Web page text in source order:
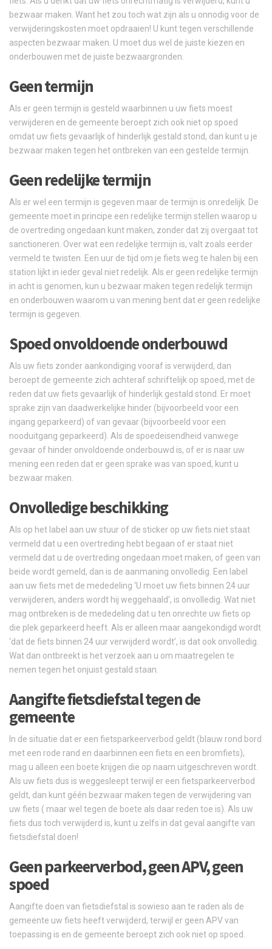
bezwaar maken. Want het zou toch wat zijn als u onnodig voor de
verwijderingskosten moet opdraaien! U kunt tegen verschillende
aspecten bezwaar maken. U moet dus wel de juiste kiezen en
onderbouwen met de juiste bezwaargronden.
Geen termijn
Als er geen termijn is gesteld waarbinnen u uw fiets moest
verwijderen en de gemeente beroept zich ook niet op spoed
omdat uw fiets gevaarlijk of hinderlijk gestald stond, dan kunt u je
bezwaar maken tegen het ontbreken van een gestelde termijn.
Geen redelijke termijn
Als er wel een termijn is gegeven maar de termijn is onredelijk. De
gemeente moet in principe een redelijke termijn stellen waarop u
de overtreding ongedaan kunt maken, zonder dat zij overgaat tot
sanctioneren. Over wat een redelijke termijn is, valt zoals eerder
vermeld te twisten. Een uur de tijd om je fiets weg te halen bij een
station lijkt in ieder geval niet redelijk. Als er geen redelijke termijn
in acht is genomen, kun u bezwaar maken tegen redelijk termijn
en onderbouwen waarom u van mening bent dat er geen redelijke
termijn is gegeven.
Spoed onvoldoende onderbouwd
Als uw fiets zonder aankondiging vooraf is verwijderd, dan
beroept de gemeente zich achteraf schriftelijk op spoed, met de
reden dat uw fiets gevaarlijk of hinderlijk gestald stond. Er moet
sprake zijn van daadwerkelijke hinder (bijvoorbeeld voor een
ingang geparkeerd) of van gevaar (bijvoorbeeld voor een
nooduitgang geparkeerd). Als de spoedeisendheid vanwege
gevaar of hinder onvoldoende onderbouwd is, of er is naar uw
mening een reden dat er geen sprake was van spoed, kunt u
bezwaar maken.
Onvolledige beschikking
Als op het label aan uw stuur of de sticker op uw fiets niet staat
vermeld dat u een overtreding hebt begaan of er staat niet
vermeld dat u de overtreding ongedaan moet maken, of geen van
beide wordt gemeld, dan is de aanmaning onvolledig. Een label
aan uw fiets met de mededeling ‘U moet uw fiets binnen 24 uur
verwijderen, anders wordt hij weggehaald’, is onvolledig. Wat niet
mag ontbreken is de mededeling dat u ten onrechte uw fiets op
die plek geparkeerd heeft. Als er alleen maar aangekondigd wordt
‘dat de fiets binnen 24 uur verwijderd wordt’, is dat ook onvolledig.
Wat dan ontbreekt is het verzoek aan u om maatregelen te
nemen tegen het onjuist gestald staan.
Aangifte fietsdiefstal tegen de
gemeente
In de situatie dat er een fietsparkeerverbod geldt (blauw rond bord
met een rode rand en daarbinnen een fiets en een bromfiets),
mag u alleen een boete krijgen die op naam uitgeschreven wordt.
AIs uw fiets dus is weggesleept terwijl er een fietsparkeerverbod
geldt, dan kunt géén bezwaar maken tegen de verwijdering van
uw fiets ( maar wel tegen de boete als daar reden toe is). Als uw
fiets dus toch verwijderd is, kunt u zelfs in dat geval aangifte van
fietsdiefstal doen!
Geen parkeerverbod, geen APV, geen
spoed
Aangifte doen van fietsdiefstal is sowieso aan te raden als de
gemeente uw fiets heeft verwijderd, terwijl er geen APV van
toepassing is en de gemeente beroept zich ook niet op spoed.